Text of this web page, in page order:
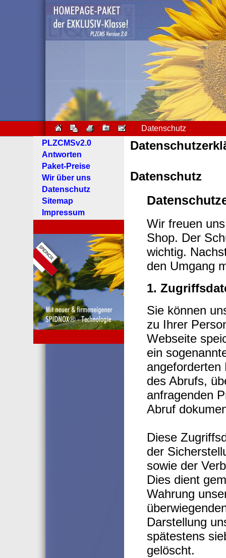
Datenschutz
PLZCMSv2.0
Antworten
Paket-Preise
Wir über uns
Datenschutz
Sitemap
Impressum
Datenschutz
Wir freuen
Shop. Der
wichtig.
den Umgang
1.
Sie können
zu Ihrer
Webseite
ein
des Abrufs,
anfragenden
Abruf
Diese
der
sowie der
Dies dient
Wahrung
Darstellung
spätestens
gelöscht.